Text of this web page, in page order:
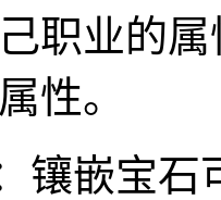
职业的
性。
镶嵌宝石